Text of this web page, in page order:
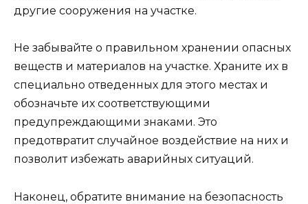
другие сооружения на участке.
Не забывайте о правильном хранении опасных
веществ и материалов на участке. Храните их в
специально отведенных для этого местах и
обозначьте их соответствующими
предупреждающими знаками. Это
предотвратит случайное воздействие на них и
позволит избежать аварийных ситуаций.
Наконец, обратите внимание на безопасность